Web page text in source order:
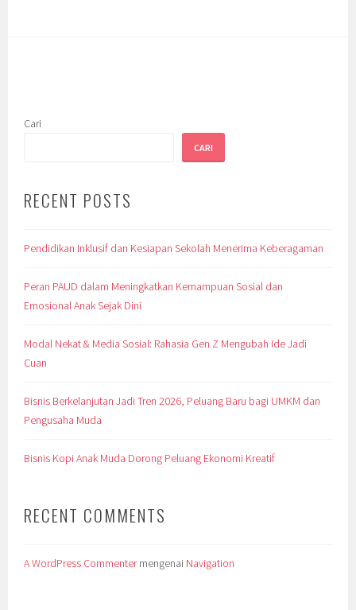
Cari
CARI
RECENT POSTS
Pendidikan Inklusif dan Kesiapan Sekolah Menerima Keberagaman
Peran PAUD dalam Meningkatkan Kemampuan Sosial dan
Emosional Anak Sejak Dini
Modal Nekat & Media Sosial: Rahasia Gen Z Mengubah Ide Jadi
Cuan
Bisnis Berkelanjutan Jadi Tren 2026, Peluang Baru bagi UMKM dan
Pengusaha Muda
Bisnis Kopi Anak Muda Dorong Peluang Ekonomi Kreatif
RECENT COMMENTS
A WordPress Commentermengenai Navigation